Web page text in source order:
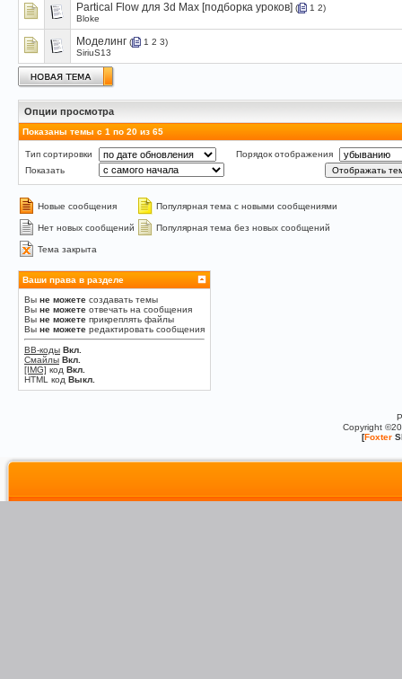
Partical Flow для 3d Max [подборка уроков] ( 1 2)
Bloke
Моделинг ( 1 2 3)
SiriuS13
Опции просмотра
Показаны темы с 1 по 20 из 65
Тип сортировки
Порядок отображения
Показать
Новые сообщения Популярная тема с новыми сообщениями
Нет новых сообщений Популярная тема без новых сообщений
Тема закрыта
Ваши права в разделе
Вы не можете создавать темы
Вы не можете отвечать на сообщения
Вы не можете прикреплять файлы
Вы не можете редактировать сообщения
BB-коды Вкл.
Смайлы Вкл.
[IMG] код Вкл.
HTML код Выкл.
Copyright
[Foxter